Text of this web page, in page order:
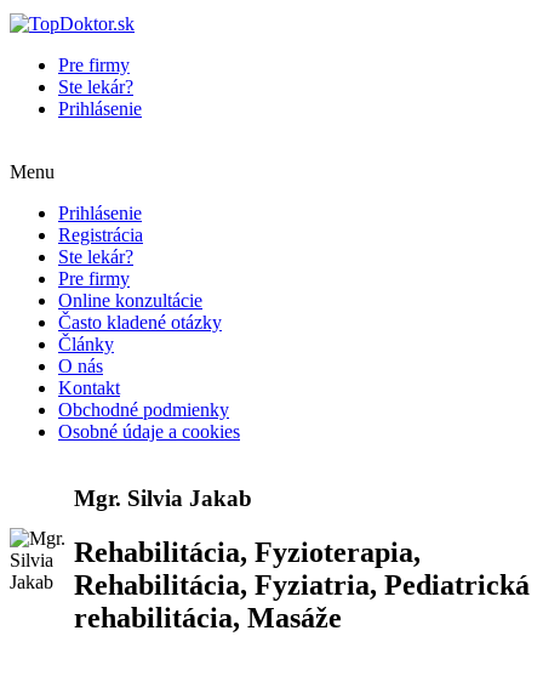
Pre firmy
Ste lekár?
Prihlásenie
Menu
Prihlásenie
Registrácia
Ste lekár?
Pre firmy
Online konzultácie
Často kladené otázky
Články
O nás
Kontakt
Obchodné podmienky
Osobné údaje a cookies
Mgr. Silvia Jakab
Rehabilitácia, Fyzioterapia,
Rehabilitácia, Fyziatria, Pediatrická
rehabilitácia, Masáže